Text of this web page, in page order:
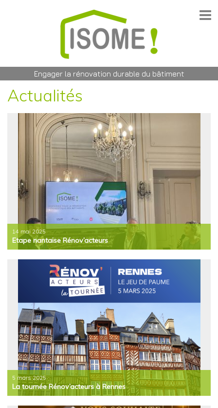
Engager la rénovation durable du bâtiment
Actualités
14 mai 2025
Etape nantaise Rénov’acteurs
5 mars 2025
La tournée Rénov’acteurs à Rennes